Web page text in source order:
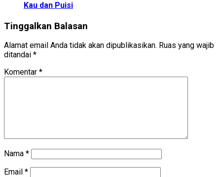
Kau dan Puisi
Tinggalkan Balasan
Alamat email Anda tidak akan dipublikasikan. Ruas yang wajib
ditandai *
Komentar *
Nama *
Email *